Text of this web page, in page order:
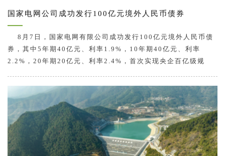
国家电网公司成功发行100亿元境外人民币债券
8月7日，国家电网有限公司成功发行100亿元境外人民币债
券，其中5年期40亿元、利率1.9%，10年期40亿元、利率
2.2%，20年期20亿元、利率2.4%，首次实现央企百亿级规
低，有力助推人民币国际化，树立了市场新标杆。 发行规
模再创新标杆，助力推动了离岸…